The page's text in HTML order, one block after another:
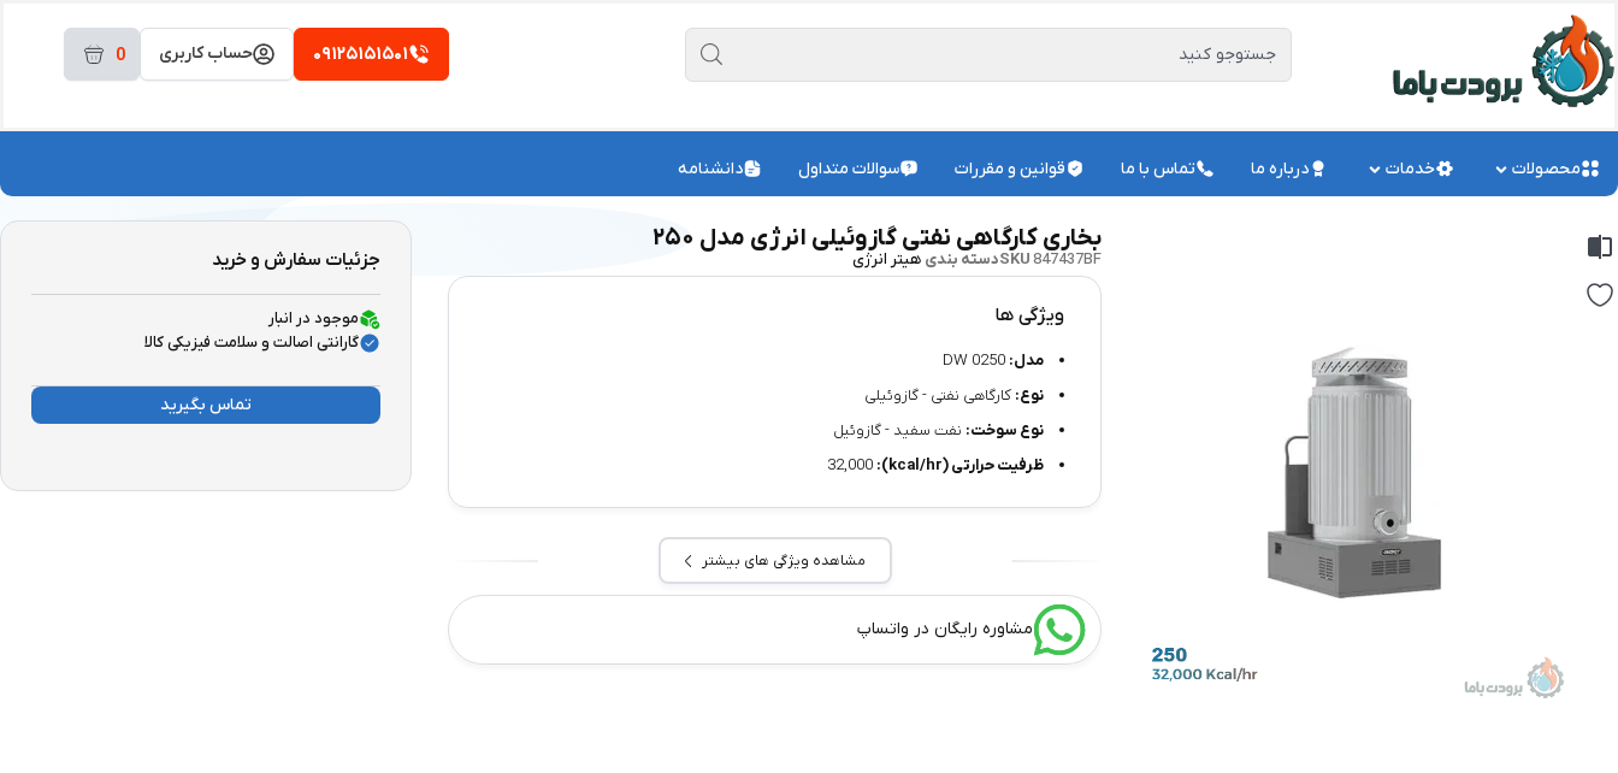
0 حساب کاربری ۰۹۱۲۵۱۵۱۵۰۱
محصولات خدمات درباره ما تماس با ما قوانین و مقررات سوالات متداول دانشنامه
بخاری کارگاهی نفتی گازوئیلی انرژی مدل ۲۵۰
SKU847437BF دسته بندی هیتر انرژی
ویژگی ها
مدل:
نوع: کارگاهی نفتی - گازوئیلی
نوع سوخت: نفت سفید - گازوئیل
ظرفیت حرارتی (kcal/hr):
مشاهده ویژگی های بیشتر
مشاوره رایگان در واتساپ
جزئیات سفارش و خرید
موجود در انبار
گارانتی اصالت و سلامت فیزیکی کالا
تماس بگیرید